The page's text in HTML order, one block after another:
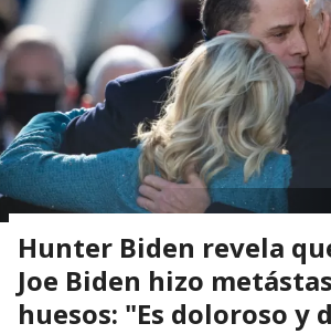
Hunter Biden revela
Joe Biden hizo
huesos: "Es doloroso